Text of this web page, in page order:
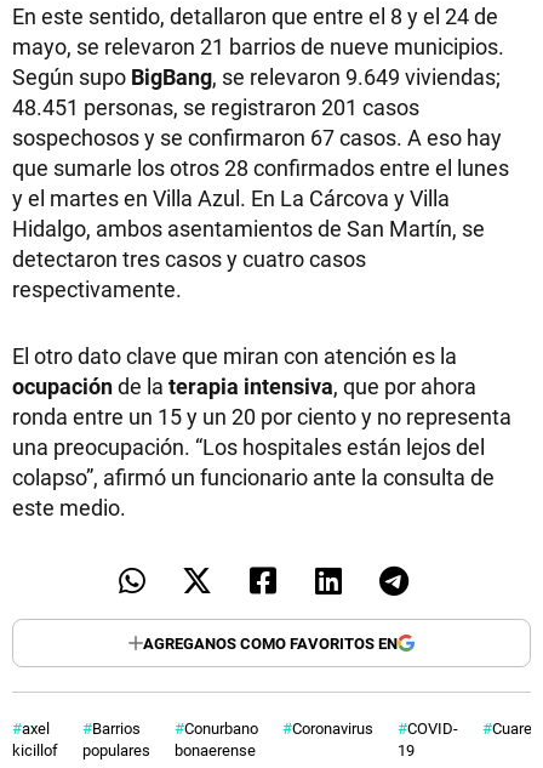
En este sentido, detallaron que entre el 8 y el 24 de
mayo, se relevaron 21 barrios de nueve municipios.
Según supo BigBang, se relevaron 9.649 viviendas;
48.451 personas, se registraron 201 casos
sospechosos y se confirmaron 67 casos. A eso hay
que sumarle los otros 28 confirmados entre el lunes
y el martes en Villa Azul. En La Cárcova y Villa
Hidalgo, ambos asentamientos de San Martín, se
detectaron tres casos y cuatro casos
respectivamente.
El otro dato clave que miran con atención es la
ocupaciónde la terapia intensiva, que por ahora
ronda entre un 15 y un 20 por ciento y no representa
una preocupación. “Los hospitales están lejos del
colapso”, afirmó un funcionario ante la consulta de
este medio.
AGREGANOS COMO FAVORITOS EN
axel
kicillof
Barrios
populares
Conurbano
bonaerense
Coronavirus
COVID-
19